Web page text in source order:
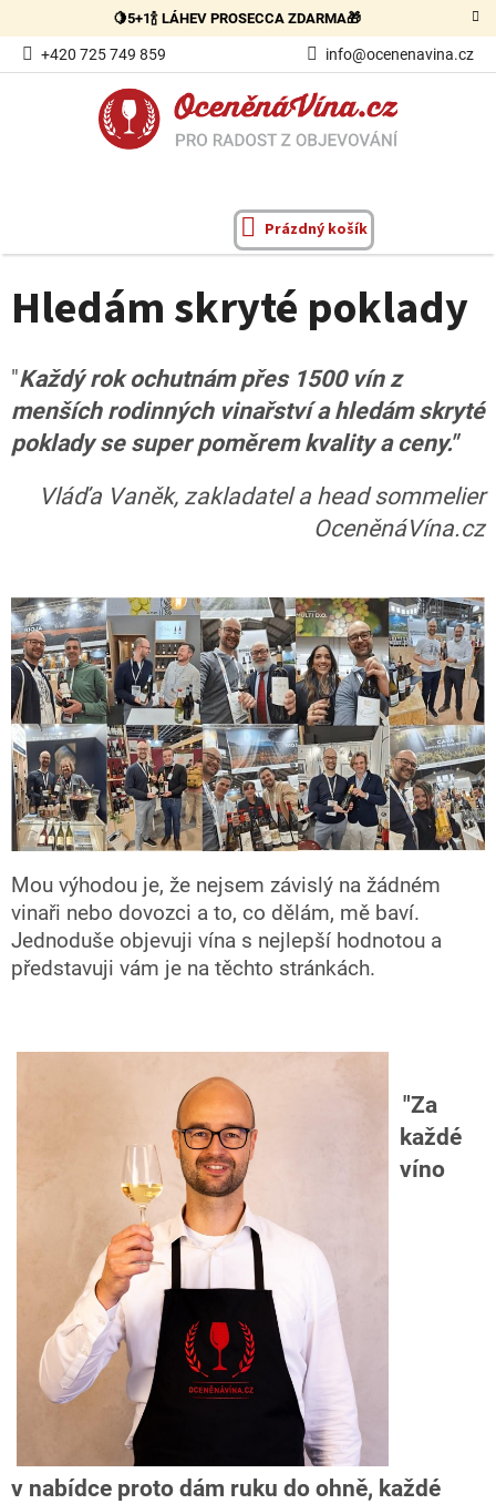
obsah
🍋5+1🍾 LÁHEV PROSECCA ZDARMA🎁
+420 725 749 859 info@ocenenavina.cz
NÁKUPNÍ
Prázdný košík
Hledám skryté poklady
"Každý rokochutnám přes 1500 vín z
menších rodinných vinařství a hledám skryté
poklady se super poměrem kvality a ceny."
Vláďa Vaněk, zakladatel a head sommelier
OceněnáVína.cz
Mou výhodou je, že nejsem závislý na žádném
vinaři nebo dovozci a to, co dělám, mě baví.
Jednoduše objevuji vína s nejlepší hodnotou a
představuji vám je na těchto stránkách.
"Za
každé
víno
v nabídce proto dám ruku do ohně, každé